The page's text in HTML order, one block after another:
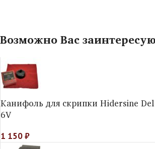
Возможно Вас
Канифоль для скрипки Hidersine
6V
1 150₽